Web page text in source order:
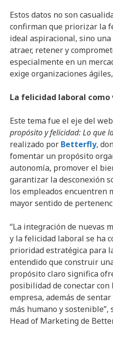
Estos datos no son
confirman que priorizar la
ideal aspiracional, sino
atraer, retener y
especialmente en un
exige organizaciones
La felicidad laboral
Este tema fue el eje del
propósito y felicidad: Lo que
realizado por Betterfly,
fomentar un propósito
autonomía, promover el
garantizar la desconexión
los empleados encuentren
mayor sentido de
“La integración de nuevas
y la felicidad laboral se ha
prioridad estratégica para
entendido que construir
propósito claro significa
posibilidad de conectar con
empresa, además de
más humano y sostenible”,
Head of Marketing de